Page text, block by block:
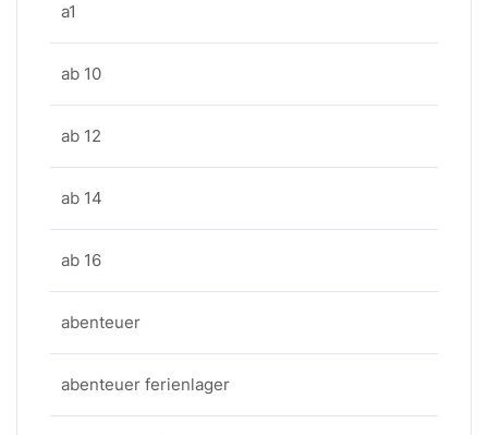
a1
ab 10
ab 12
ab 14
ab 16
abenteuer
abenteuer ferienlager